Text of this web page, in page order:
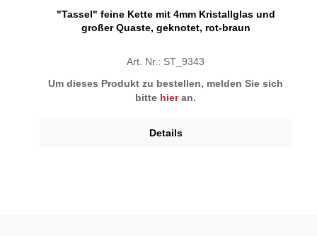
"Tassel" feine Kette mit 4mm Kristallglas und
großer Quaste, geknotet, rot-braun
Art. Nr.: ST_9343
Um dieses Produkt zu bestellen, melden Sie sich
bitte hieran.
Details